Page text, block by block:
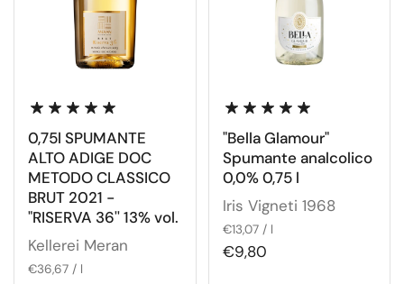
0,75l SPUMANTE
ALTO ADIGE DOC
METODO CLASSICO
BRUT 2021 -
"RISERVA 36'' 13% vol.
Kellerei Meran
€36,67 / l
"Bella Glamour"
Spumante analcolico
0,0% 0,75 l
Iris Vigneti 1968
€13,07 / l
€9,80